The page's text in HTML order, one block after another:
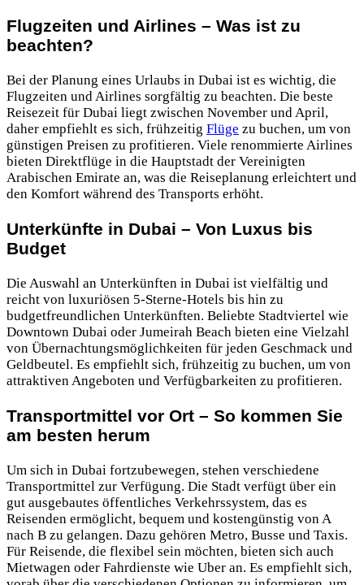
Flugzeiten und Airlines – Was ist zu
beachten?
Bei der Planung eines Urlaubs in Dubai ist es wichtig, die
Flugzeiten und Airlines sorgfältig zu beachten. Die beste
Reisezeit für Dubai liegt zwischen November und April,
daher empfiehlt es sich, frühzeitig Flüge zu buchen, um von
günstigen Preisen zu profitieren. Viele renommierte Airlines
bieten Direktflüge in die Hauptstadt der Vereinigten
Arabischen Emirate an, was die Reiseplanung erleichtert und
den Komfort während des Transports erhöht.
Unterkünfte in Dubai – Von Luxus bis
Budget
Die Auswahl an Unterkünften in Dubai ist vielfältig und
reicht von luxuriösen 5-Sterne-Hotels bis hin zu
budgetfreundlichen Unterkünften. Beliebte Stadtviertel wie
Downtown Dubai oder Jumeirah Beach bieten eine Vielzahl
von Übernachtungsmöglichkeiten für jeden Geschmack und
Geldbeutel. Es empfiehlt sich, frühzeitig zu buchen, um von
attraktiven Angeboten und Verfügbarkeiten zu profitieren.
Transportmittel vor Ort – So kommen Sie
am besten herum
Um sich in Dubai fortzubewegen, stehen verschiedene
Transportmittel zur Verfügung. Die Stadt verfügt über ein
gut ausgebautes öffentliches Verkehrssystem, das es
Reisenden ermöglicht, bequem und kostengünstig von A
nach B zu gelangen. Dazu gehören Metro, Busse und Taxis.
Für Reisende, die flexibel sein möchten, bieten sich auch
Mietwagen oder Fahrdienste wie Uber an. Es empfiehlt sich,